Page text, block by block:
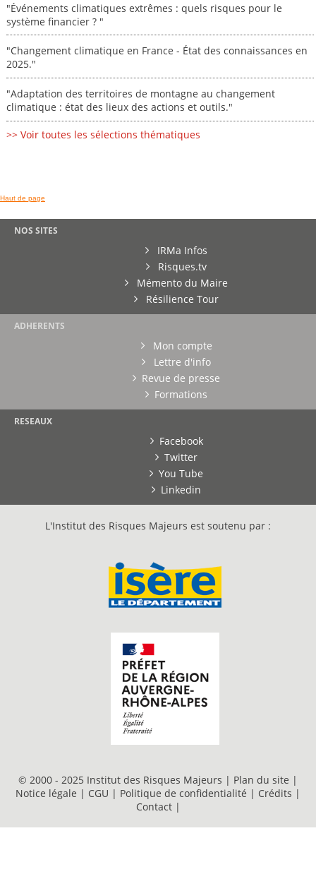
"Événements climatiques extrêmes : quels risques pour le
système financier ? "
"Changement climatique en France - État des connaissances en
2025."
"Adaptation des territoires de montagne au changement
climatique : état des lieux des actions et outils."
>> Voir toutes les sélections thématiques
Haut de page
NOS SITES
IRMa Infos
Risques.tv
Mémento du Maire
Résilience Tour
ADHERENTS
Mon compte
Lettre d'info
Revue de presse
Formations
RESEAUX
Facebook
Twitter
You Tube
Linkedin
L'Institut des Risques Majeurs est soutenu par :
© 2000 - 2025 Institut des Risques Majeurs | Plan du site |
Notice légale | CGU | Politique de confidentialité | Crédits |
Contact |